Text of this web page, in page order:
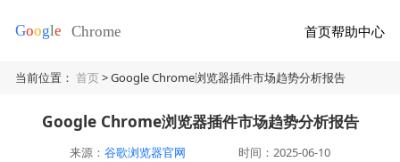
首页帮助中心
当前位置：首页> Google Chrome浏览器插件市场趋势分析报告
Google Chrome浏览器插件市场趋势分析报告
来源： 谷歌浏览器官网 时间：2025-06-10